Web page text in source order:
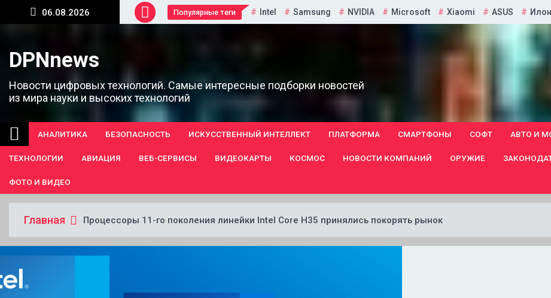
Перейти
06.08.2026 Популярные теги Intel Samsung NVIDIA Microsoft Xiaomi ASUS
DPNnews
Новости цифровых технологий. Самые интересные подборки новостей
из мира науки и высоких технологий
АНАЛИТИКА БЕЗОПАСНОСТЬ ИСКУССТВЕННЫЙ ИНТЕЛЛЕКТ ПЛАТФОРМА СМАРТФОНЫ СОФТ АВТО И
ТЕХНОЛОГИИ АВИАЦИЯ ВЕБ-СЕРВИСЫ ВИДЕОКАРТЫ КОСМОС НОВОСТИ КОМПАНИЙ ОРУЖИЕ
ФОТО И ВИДЕО
Главная Процессоры 11-го поколения линейки Intel Core H35 принялись покорять рынок